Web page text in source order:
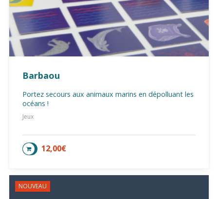
Barbaou
Portez secours aux animaux marins en dépolluant les
océans !
Jeux
12,00€
AJOUTER AU PANIER
NOUVEAU